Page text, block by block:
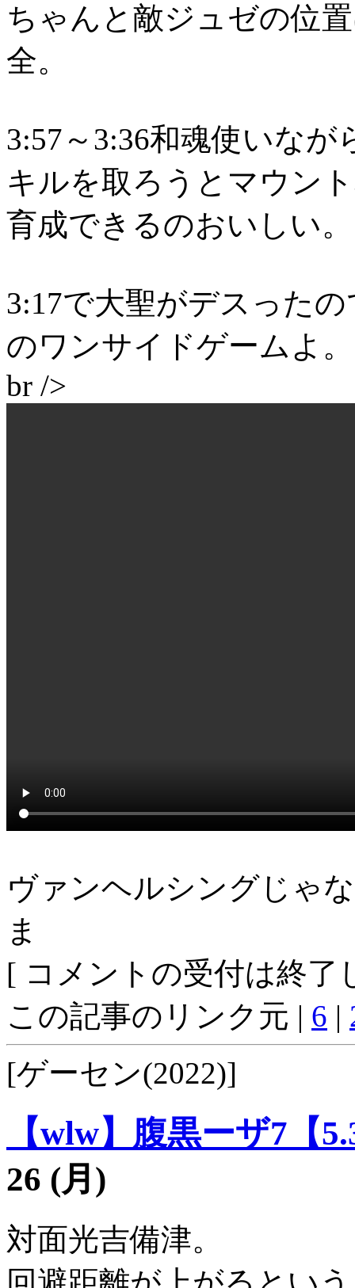
ちゃんと敵ジュゼの位
全。
3:57～3:36和魂使いな
キルを取ろうとマウン
育成できるのおいしい。
3:17で大聖がデスった
のワンサイドゲームよ。
br />
ヴァンヘルシングじゃ
ま
[ コメントの受付は終了
この記事のリンク元 | 6 |
[ゲーセン(2022)]
【wlw】腹黒ーザ7【
26 (月)
対面光吉備津。